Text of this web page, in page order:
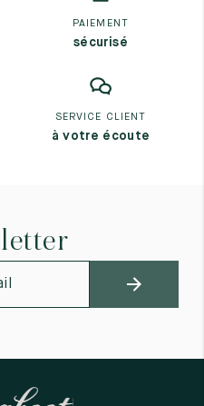
PAIEMENT
sécurisé
SERVICE CLIENT
à votre écoute